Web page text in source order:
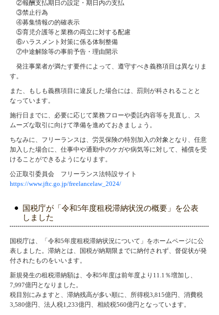
②報酬支払期日の設定・期日内の支払
③禁止行為
④募集情報の的確表示
⑤育児介護等と業務の両立に対する配慮
⑥ハラスメント対策に係る体制整備
⑦中途解除等の事前予告・理由開示
発注事業者が満たす要件によって、遵守すべき義務項目は異なりま
す。
また、もしも義務項目に違反した場合には、罰則が科されることと
なっています。
施行日までに、必要に応じて業務フローや委託内容等を見直し、ス
ムーズな取引に向けて準備を進めておきましょう。
ちなみに、フリーランスは、労災保険の特別加入の対象となり、任意
加入した場合に、仕事中や通勤中のケガや病気等に対して、補償を受
けることができるようになります。
公正取引委員会 フリーランス法特設サイト
https://www.jftc.go.jp/freelancelaw_2024/
国税庁が「令和5年度租税滞納状況の概要」を公表
しました
国税庁は、「令和5年度租税滞納状況について」をホームページに公
表しました。滞納とは、国税が納期限までに納付されず、督促状が発
付されたものをいいます。
新規発生の租税滞納額は、令和5年度は前年度より11.1％増加し、
7,997億円となりました。
税目別にみますと、滞納残高が多い順に、所得税3,815億円、消費税
3,580億円、法人税1,233億円、相続税560億円となっています。